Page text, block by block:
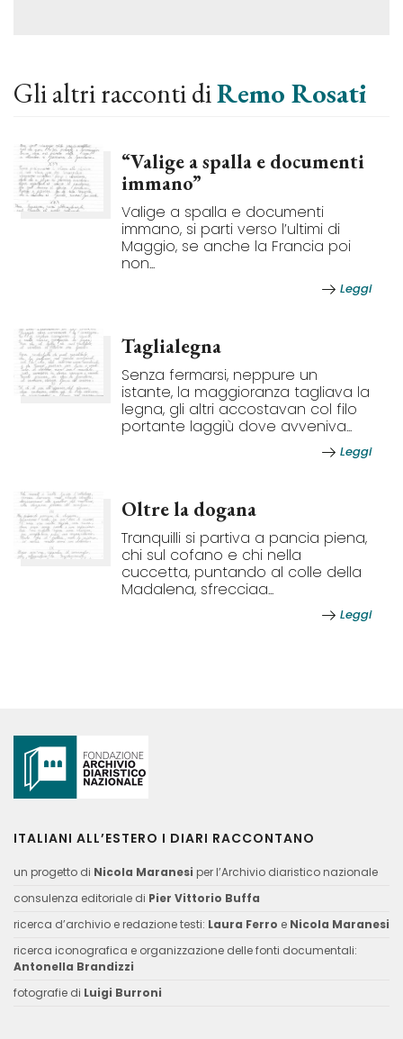
Gli altri racconti diRemo Rosati
“Valige a spalla e documenti
immano”
Valige a spalla e documenti
immano, si parti verso l’ultimi di
Maggio, se anche la Francia poi
non...
Leggi
Taglialegna
Senza fermarsi, neppure un
istante, la maggioranza tagliava la
legna, gli altri accostavan col filo
portante laggiù dove avveniva...
Leggi
Oltre la dogana
Tranquilli si partiva a pancia piena,
chi sul cofano e chi nella
cuccetta, puntando al colle della
Madalena, sfrecciaa...
Leggi
ITALIANI ALL’ESTERO I DIARI RACCONTANO
un progetto di Nicola Maranesi per l’Archivio diaristico nazionale
consulenza editoriale di Pier Vittorio Buffa
ricerca d’archivio e redazione testi: Laura Ferro e Nicola Maranesi
ricerca iconografica e organizzazione delle fonti documentali:
Antonella Brandizzi
fotografie di Luigi Burroni